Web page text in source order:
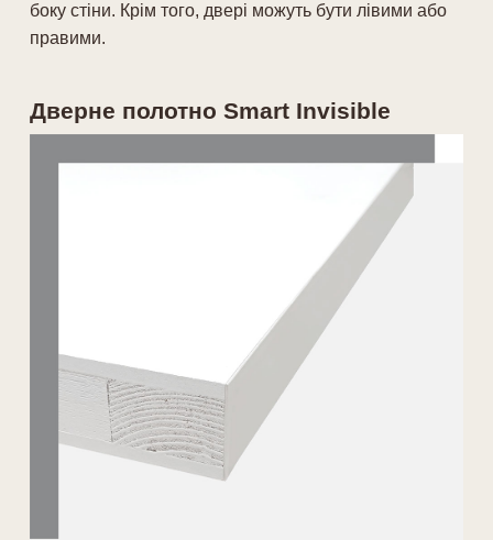
боку стіни. Крім того, двері можуть бути лівими або
правими.
Дверне полотно Smart Invisible